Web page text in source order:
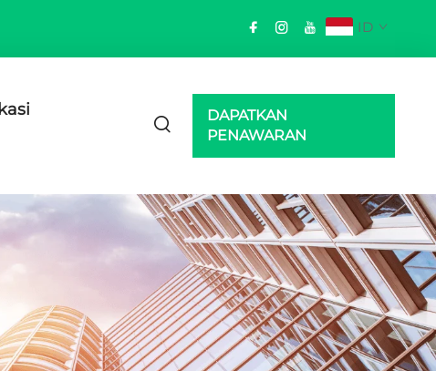
ID
DAPATKAN
PENAWARAN